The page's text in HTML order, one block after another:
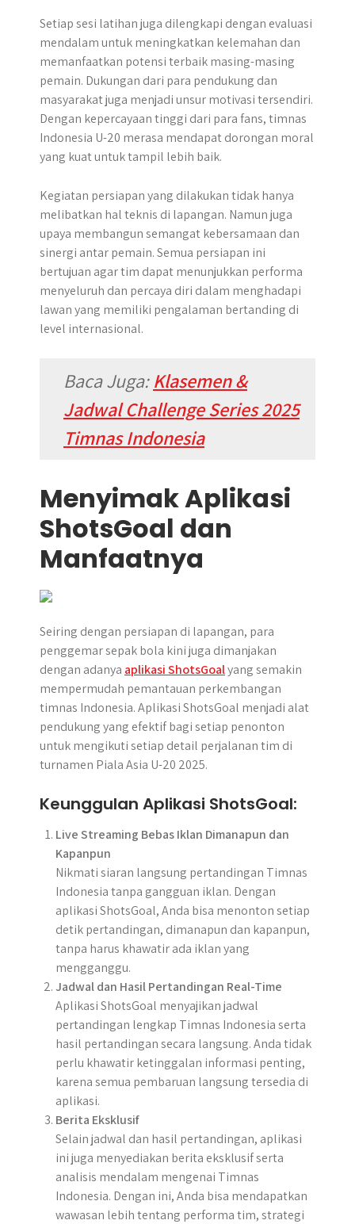
Setiap sesi latihan juga dilengkapi dengan evaluasi
mendalam untuk meningkatkan kelemahan dan
memanfaatkan potensi terbaik masing-masing
pemain. Dukungan dari para pendukung dan
masyarakat juga menjadi unsur motivasi tersendiri.
Dengan kepercayaan tinggi dari para fans, timnas
Indonesia U-20 merasa mendapat dorongan moral
yang kuat untuk tampil lebih baik.
Kegiatan persiapan yang dilakukan tidak hanya
melibatkan hal teknis di lapangan. Namun juga
upaya membangun semangat kebersamaan dan
sinergi antar pemain. Semua persiapan ini
bertujuan agar tim dapat menunjukkan performa
menyeluruh dan percaya diri dalam menghadapi
lawan yang memiliki pengalaman bertanding di
level internasional.
Baca Juga:Klasemen &
Jadwal Challenge Series 2025
Timnas Indonesia
Menyimak Aplikasi
ShotsGoal dan
Manfaatnya
Seiring dengan persiapan di lapangan, para
penggemar sepak bola kini juga dimanjakan
dengan adanya aplikasi ShotsGoalyang semakin
mempermudah pemantauan perkembangan
timnas Indonesia. Aplikasi ShotsGoal menjadi alat
pendukung yang efektif bagi setiap penonton
untuk mengikuti setiap detail perjalanan tim di
turnamen Piala Asia U-20 2025.
Keunggulan Aplikasi ShotsGoal:
Live Streaming Bebas Iklan Dimanapun dan
Kapanpun
Nikmati siaran langsung pertandingan Timnas
Indonesia tanpa gangguan iklan. Dengan
aplikasi ShotsGoal, Anda bisa menonton setiap
detik pertandingan, dimanapun dan kapanpun,
tanpa harus khawatir ada iklan yang
mengganggu.
Jadwal dan Hasil Pertandingan Real-Time
Aplikasi ShotsGoal menyajikan jadwal
pertandingan lengkap Timnas Indonesia serta
hasil pertandingan secara langsung. Anda tidak
perlu khawatir ketinggalan informasi penting,
karena semua pembaruan langsung tersedia di
aplikasi.
Berita Eksklusif
Selain jadwal dan hasil pertandingan, aplikasi
ini juga menyediakan berita eksklusif serta
analisis mendalam mengenai Timnas
Indonesia. Dengan ini, Anda bisa mendapatkan
wawasan lebih tentang performa tim, strategi